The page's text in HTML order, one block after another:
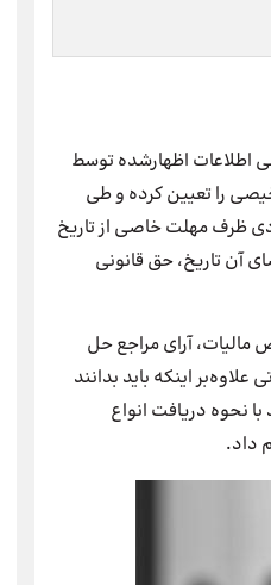
اطلاعات اظهارشده توسط
را تعیین کرده و طی
ظرف مهلت خاصی از تاریخ
آن تاریخ، حق قانونی
مالیات، آرای مراجع حل
اینکه باید بدانند
نحوه دریافت انواع
داد.